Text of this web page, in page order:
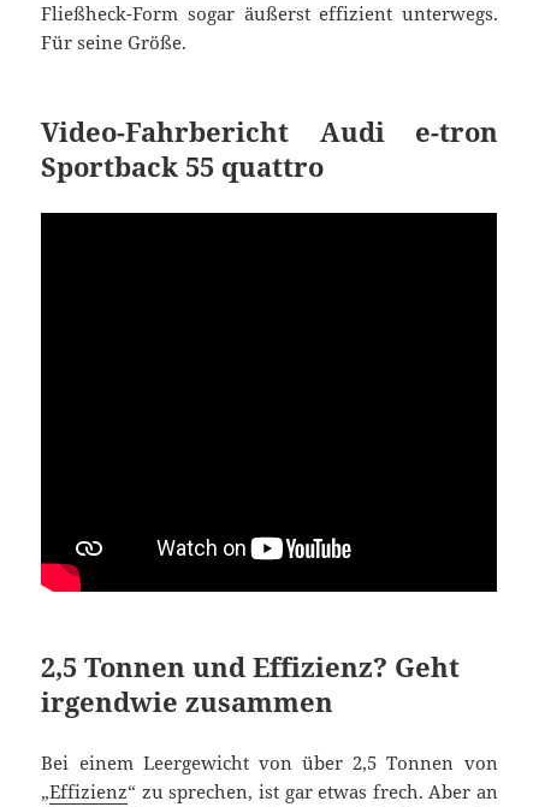
Fließheck-Form sogar äußerst effizient unterwegs.
Für seine Größe.
Video-Fahrbericht Audi e-tron
Sportback 55 quattro
2,5 Tonnen und Effizienz? Geht
irgendwie zusammen
Bei einem Leergewicht von über 2,5 Tonnen von
„Effizienz“ zu sprechen, ist gar etwas frech. Aber an